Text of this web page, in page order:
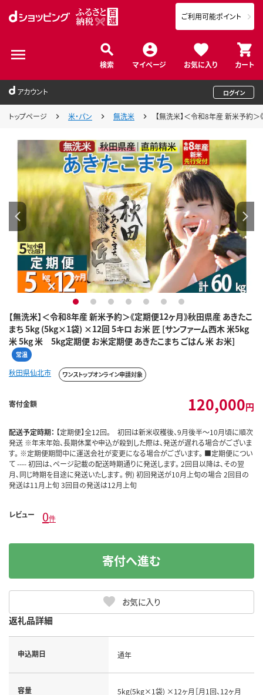
検索 マイページ お気に入り カート
ご利用可能ポイント
アカウント ログイン
トップページ 米・パン 無洗米 【無洗米】＜令和8年産 新米予約
【無洗米】＜令和8年産 新米予約＞《定期便12ヶ月》秋田県産 あきたこ
まち 5kg (5kg×1袋) ×12回 5キロ お米 匠 [サンファーム西木 米5kg
米 5kg 米 5kg定期便 お米定期便 あきたこまち ごはん 米 お米]
常温
1 2 3 4 5 6 7
秋田県仙北市 ワンストップオンライン申請対象
寄付金額 120,000円
配送予定時期： 【定期便】全12回。 初回は新米収穫後、9月後半～10月頃に順次
発送 ※年末年始、長期休業や申込が殺到した際は、発送が遅れる場合がございま
す。 ※定期便期間中に運送会社が変更になる場合がございます。 ■定期便につい
て ---- 初回は、ページ記載の配送時期通りに発送します。 2回目以降は､その翌
月､同じ時期を目途に発送いたします｡ 例) 初回発送が10月上旬の場合 2回目の
発送は11月上旬 3回目の発送は12月上旬
レビュー 0件
お気に入り
寄付へ進む
返礼品詳細
申込期日 通年
容量
5kg(5kg×1袋) ×12ヶ月［月1回、12ヶ月